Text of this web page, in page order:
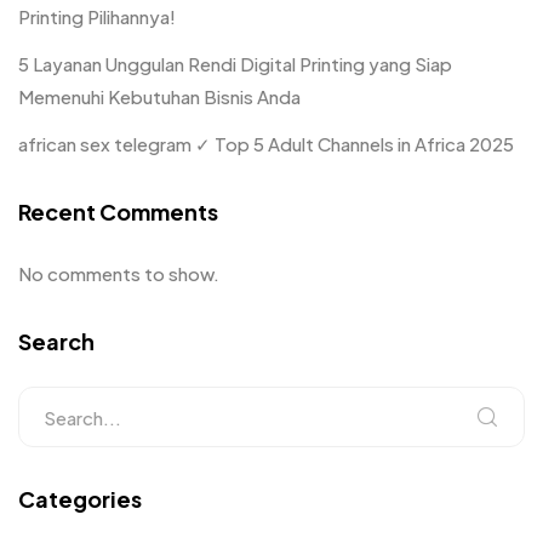
Printing Pilihannya!
5 Layanan Unggulan Rendi Digital Printing yang Siap
Memenuhi Kebutuhan Bisnis Anda
african sex telegram ✓ Top 5 Adult Channels in Africa 2025
Recent Comments
No comments to show.
Search
Categories